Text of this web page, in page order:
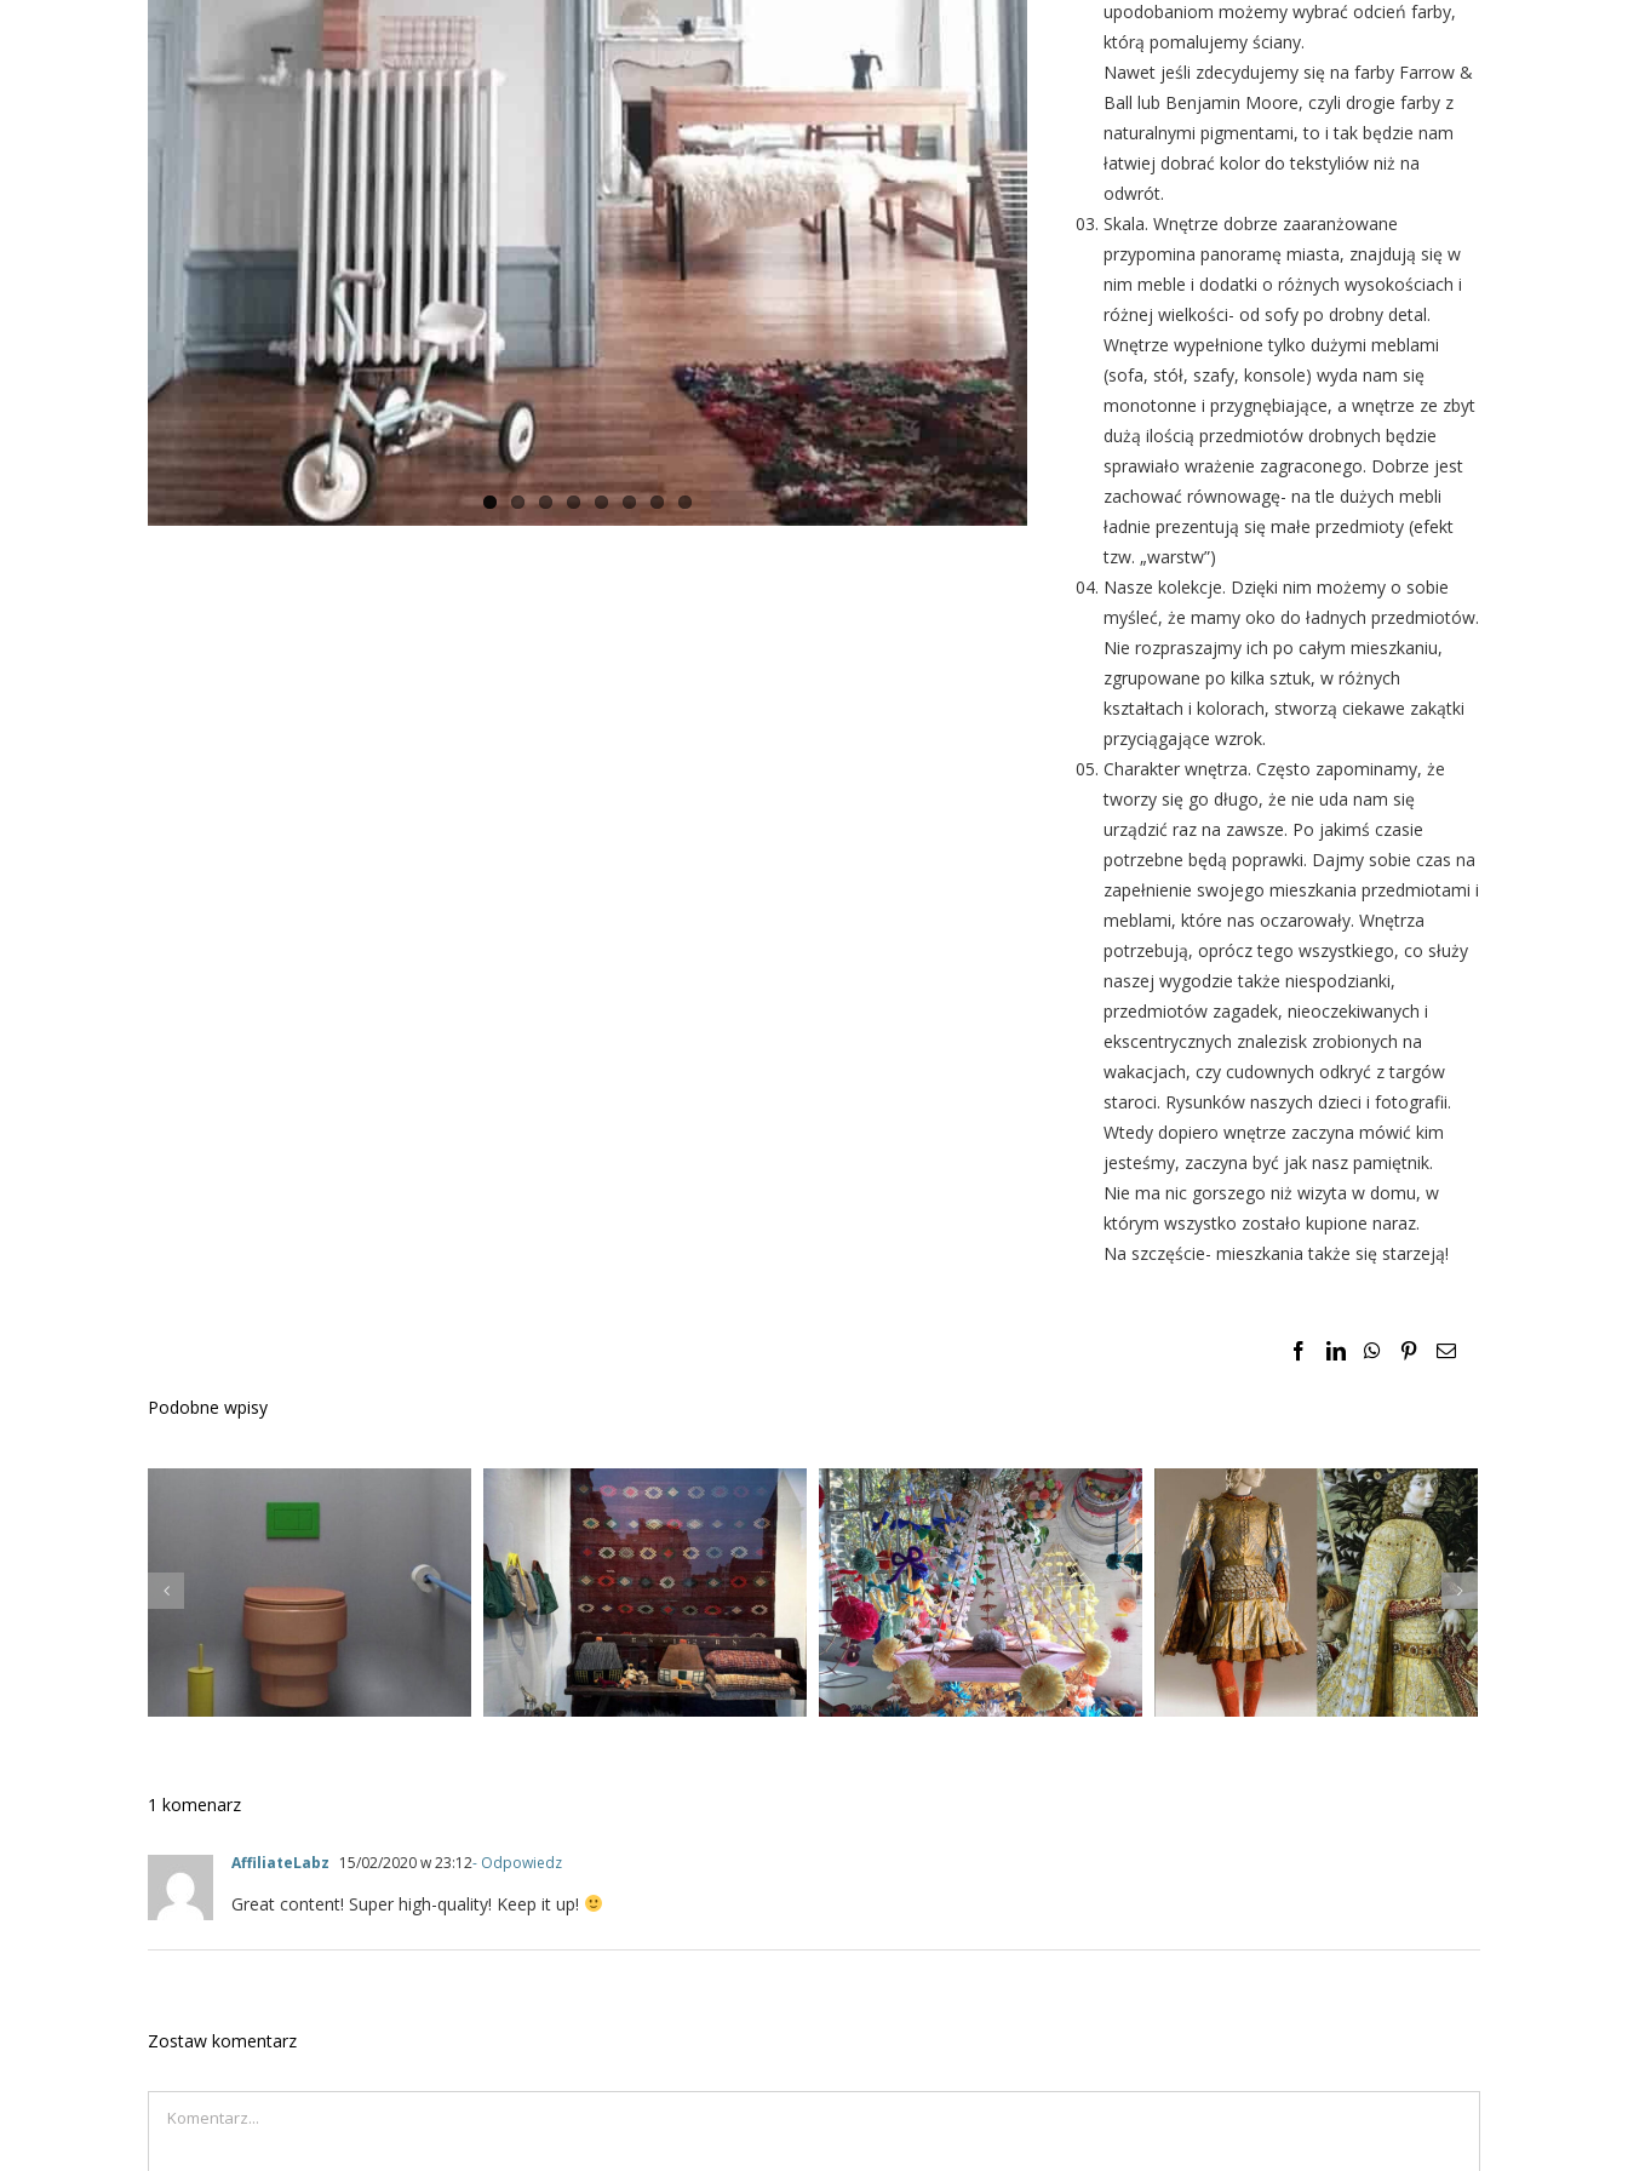
upodobaniom możemy wybrać odcień farby,
którą pomalujemy ściany.
Nawet jeśli zdecydujemy się na farby Farrow &
Ball lub Benjamin Moore, czyli drogie farby z
naturalnymi pigmentami, to i tak będzie nam
łatwiej dobrać kolor do tekstyliów niż na
odwrót.
Skala. Wnętrze dobrze zaaranżowane
przypomina panoramę miasta, znajdują się w
nim meble i dodatki o różnych wysokościach i
różnej wielkości- od sofy po drobny detal.
Wnętrze wypełnione tylko dużymi meblami
(sofa, stół, szafy, konsole) wyda nam się
monotonne i przygnębiające, a wnętrze ze zbyt
dużą ilością przedmiotów drobnych będzie
sprawiało wrażenie zagraconego. Dobrze jest
zachować równowagę- na tle dużych mebli
ładnie prezentują się małe przedmioty (efekt
tzw. „warstw”)
Nasze kolekcje. Dzięki nim możemy o sobie
myśleć, że mamy oko do ładnych przedmiotów.
Nie rozpraszajmy ich po całym mieszkaniu,
zgrupowane po kilka sztuk, w różnych
kształtach i kolorach, stworzą ciekawe zakątki
przyciągające wzrok.
Charakter wnętrza. Często zapominamy, że
tworzy się go długo, że nie uda nam się
urządzić raz na zawsze. Po jakimś czasie
potrzebne będą poprawki. Dajmy sobie czas na
zapełnienie swojego mieszkania przedmiotami i
meblami, które nas oczarowały. Wnętrza
potrzebują, oprócz tego wszystkiego, co służy
naszej wygodzie także niespodzianki,
przedmiotów zagadek, nieoczekiwanych i
ekscentrycznych znalezisk zrobionych na
wakacjach, czy cudownych odkryć z targów
staroci. Rysunków naszych dzieci i fotografii.
Wtedy dopiero wnętrze zaczyna mówić kim
jesteśmy, zaczyna być jak nasz pamiętnik.
Nie ma nic gorszego niż wizyta w domu, w
którym wszystko zostało kupione naraz.
Na szczęście- mieszkania także się starzeją!
Facebook
LinkedInWhatsApp
PinterestEmail
Podobne wpisy
Kolorowa łazienka
Zawsze młode
przedmioty vintage
Atlantyda czyli zaginiona
polska sztuka ludowa
Repliki i kopie
1 komenarz
AffiliateLabz 15/02/2020 w 23:12- Odpowiedz
Great content! Super high-quality! Keep it up!
Zostaw komentarz